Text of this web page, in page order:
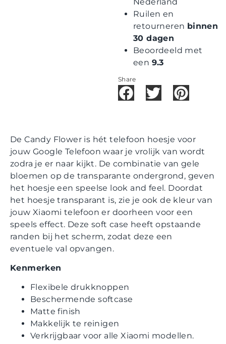
Ruilen en
retourneren binnen
30 dagen
Beoordeeld met
een 9.3
Share
De Candy Flower is hét telefoon hoesje voor
jouw Google Telefoon waar je vrolijk van wordt
zodra je er naar kijkt. De combinatie van gele
bloemen op de transparante ondergrond, geven
het hoesje een speelse look and feel. Doordat
het hoesje transparant is, zie je ook de kleur van
jouw Xiaomi telefoon er doorheen voor een
speels effect. Deze soft case heeft opstaande
randen bij het scherm, zodat deze een
eventuele val opvangen.
Kenmerken
Flexibele drukknoppen
Beschermende softcase
Matte finish
Makkelijk te reinigen
Verkrijgbaar voor alle Xiaomi modellen.